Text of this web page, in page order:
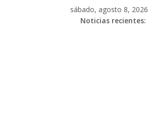
sábado, agosto 8, 2026
Noticias recientes: